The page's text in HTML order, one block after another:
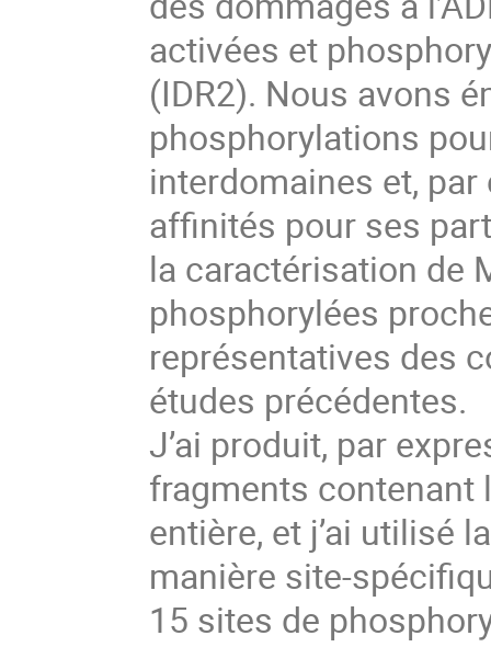
activées et
(IDR2). Nous avons
phosphorylations
interdomaines et,
affinités pour ses
la caractérisation de
phosphorylées
représentatives des
études précédentes.
J’ai produit, par
fragments contenant
entière, et j’ai utilisé
manière site-
15 sites de